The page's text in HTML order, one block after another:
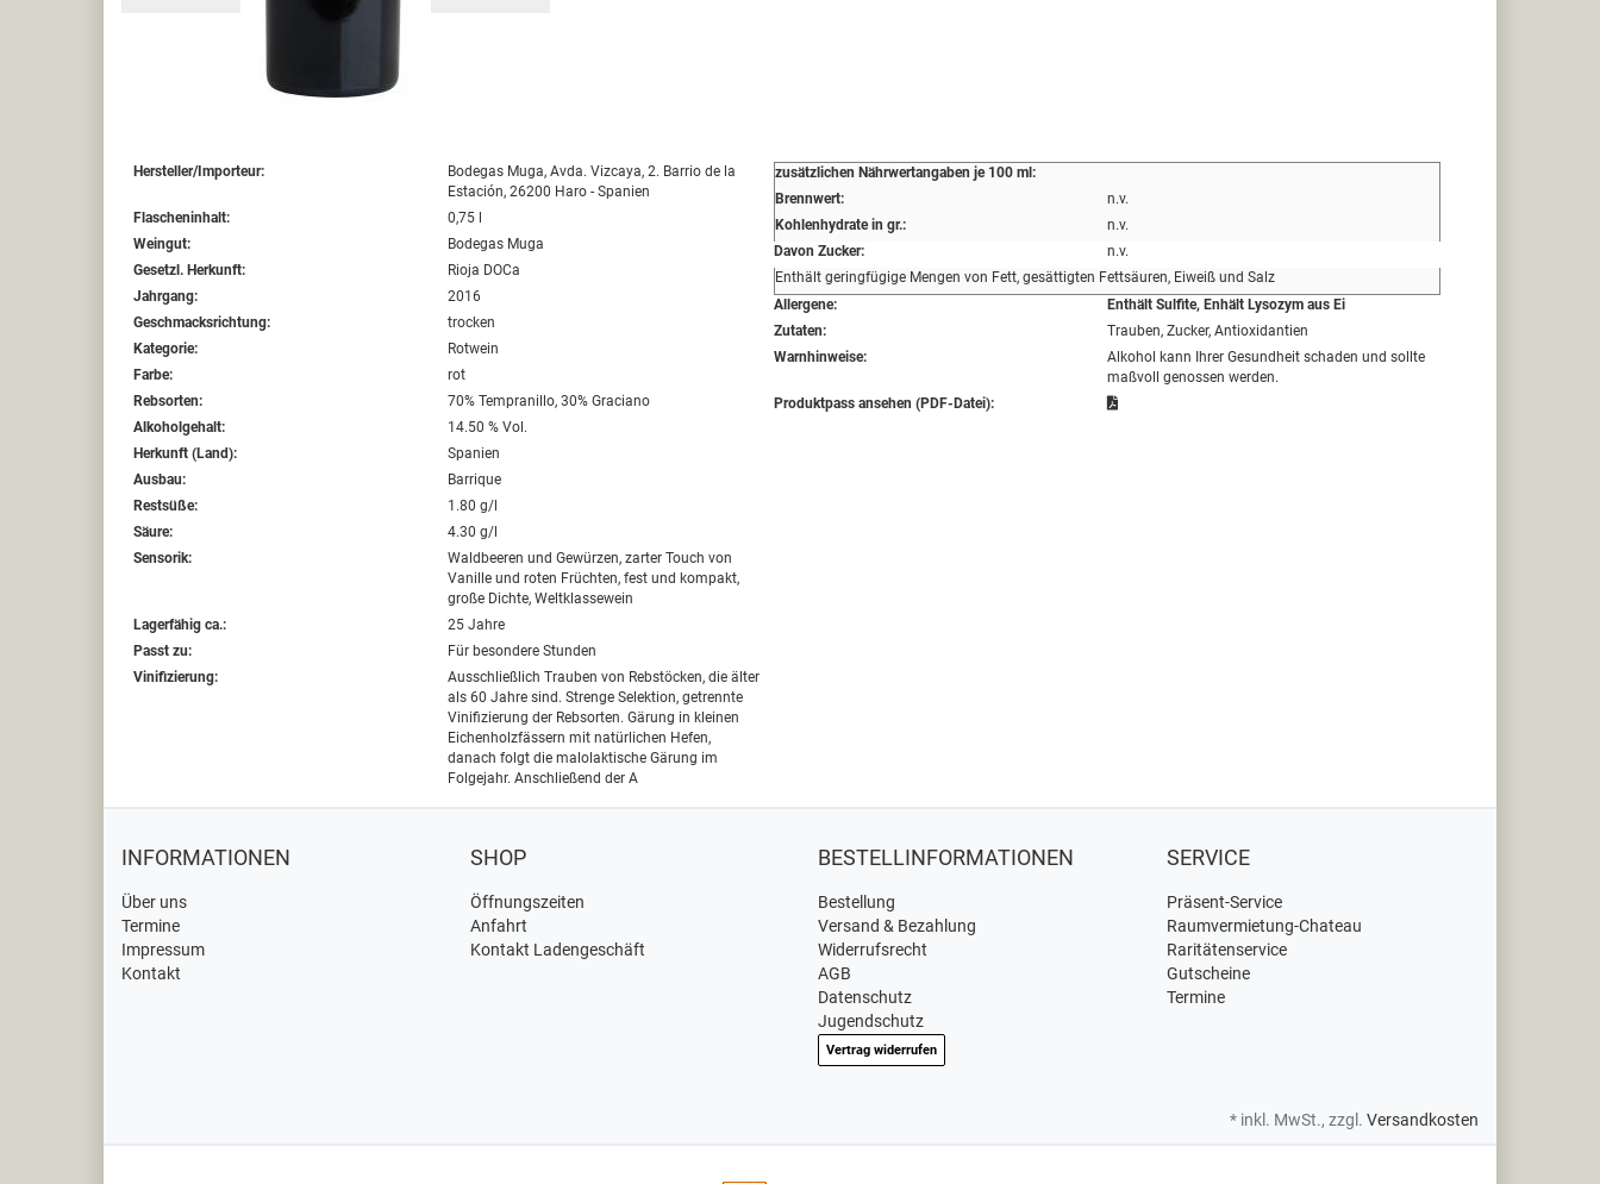
Hersteller/Importeur:
Bodegas Muga, Avda. Vizcaya, 2. Barrio de la
Estación, 26200 Haro - Spanien
Flascheninhalt:
0,75 l
Weingut:
Bodegas Muga
Gesetzl. Herkunft:
Rioja DOCa
Jahrgang:
2016
Geschmacksrichtung:
trocken
Kategorie:
Rotwein
Farbe:
rot
Rebsorten:
70% Tempranillo, 30% Graciano
Alkoholgehalt:
14.50 % Vol.
Herkunft (Land):
Spanien
Ausbau:
Barrique
Restsüße:
1.80 g/l
Säure:
4.30 g/l
Sensorik:
Waldbeeren und Gewürzen, zarter Touch von
Vanille und roten Früchten, fest und kompakt,
große Dichte, Weltklassewein
Lagerfähig ca.:
25 Jahre
Passt zu:
Für besondere Stunden
Vinifizierung:
Ausschließlich Trauben von Rebstöcken, die älter
als 60 Jahre sind. Strenge Selektion, getrennte
Vinifizierung der Rebsorten. Gärung in kleinen
Eichenholzfässern mit natürlichen Hefen,
danach folgt die malolaktische Gärung im
Folgejahr. Anschließend der A
zusätzlichen Nährwertangaben je 100 ml:
Brennwert:
n.v.
Kohlenhydrate in gr.:
n.v.
Davon Zucker:
n.v.
Enthält geringfügige Mengen von Fett, gesättigten Fettsäuren, Eiweiß und Salz
Allergene:
Enthält Sulfite, Enhält Lysozym aus Ei
Zutaten:
Trauben, Zucker, Antioxidantien
Warnhinweise:
Alkohol kann Ihrer Gesundheit schaden und sollte
maßvoll genossen werden.
Produktpass ansehen (PDF-Datei):
INFORMATIONEN
Über uns
Termine
Impressum
Kontakt
SHOP
Öffnungszeiten
Anfahrt
Kontakt Ladengeschäft
BESTELLINFORMATIONEN
Bestellung
Versand & Bezahlung
Widerrufsrecht
AGB
Datenschutz
Jugendschutz
Vertrag widerrufen
SERVICE
Präsent-Service
Raumvermietung-Chateau
Raritätenservice
Gutscheine
Termine
* inkl. MwSt., zzgl. Versandkosten